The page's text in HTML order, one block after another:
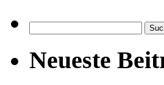
nach:
Neueste